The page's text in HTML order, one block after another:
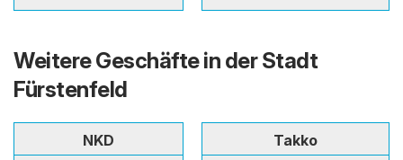
Weitere Geschäfte in der Stadt
Fürstenfeld
NKD
Takko